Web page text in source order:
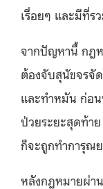
เรื่อยๆ และมีที่ร
จากปัญหานี้ กฎ
ต้องจับสุนัขจรจั
และทำหมัน ก่อ
ป่วยระยะสุดท้า
ก็จะถูกทำการุณ
หลังกฎหมายผ่า